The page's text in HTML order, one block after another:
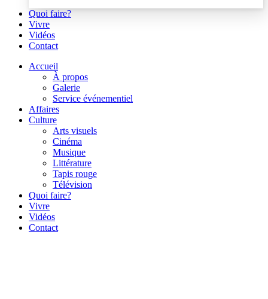
Quoi faire?
Vivre
Vidéos
Contact
Accueil
À propos
Galerie
Service événementiel
Affaires
Culture
Arts visuels
Cinéma
Musique
Littérature
Tapis rouge
Télévision
Quoi faire?
Vivre
Vidéos
Contact